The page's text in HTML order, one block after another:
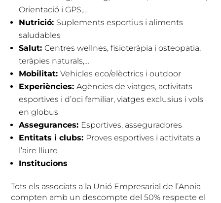
Orientació i GPS,…
Nutrició: Suplements esportius i aliments
saludables
Salut:Centres wellnes, fisioteràpia i osteopatia,
teràpies naturals,…
Mobilitat:Vehicles eco/elèctrics i outdoor
Experiències:Agències de viatges, activitats
esportives i d’oci familiar, viatges exclusius i vols
en globus
Assegurances: Esportives, asseguradores
Entitats i clubs: Proves esportives i activitats a
l’aire lliure
Institucions
Tots els associats a la Unió Empresarial de l’Anoia
compten amb un descompte del 50% respecte el